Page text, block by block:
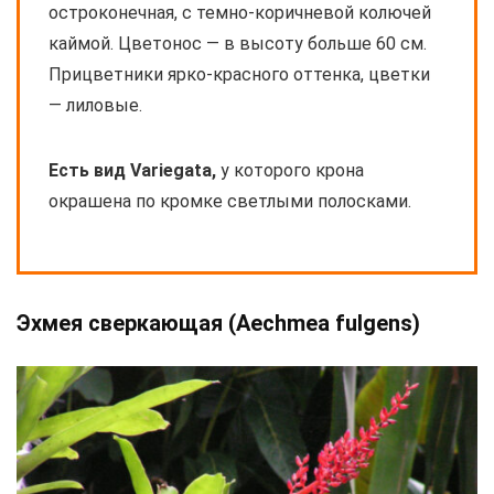
остроконечная, с темно-коричневой колючей
каймой. Цветонос — в высоту больше 60 см.
Прицветники ярко-красного оттенка, цветки
— лиловые.
Есть вид Variegata, у которого крона
окрашена по кромке светлыми полосками.
Эхмея сверкающая (Aechmea fulgens)